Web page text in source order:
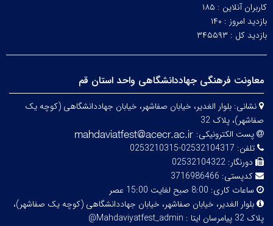
کاربران آنلاین : ۱۸۵
بازدید امروز : ۱۴۰
بازدید کل : ۳۴۵۵۹۳
معاونت فرهنگی جهاددانشگاهی واحد استان قم
نشانی: بلوار الغدیر، خیابان صفاشهر، خیابان جهاددانشگاهی (کوچه یک
صفاشهر)، پلاک 32
پست الکترونیکی:
تلفن: 02532104317-0253210315
دورنگار: 02532104322
کدپستی: 3716986466
ساعات کاری: 8:00 صبح لغایت 15:00 عصر
بلوار الغدیر، خیابان صفاشهر، خیابان جهاددانشگاهی (کوچه یک صفاشهر)،
پلاک 32
پیامرسان ایتا : Mahdaviyatfest_admin@